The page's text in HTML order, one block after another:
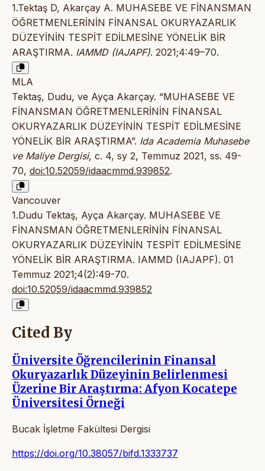
1.Tektaş D, Akarçay A. MUHASEBE VE FİNANSMAN
ÖĞRETMENLERİNİN FİNANSAL OKURYAZARLIK
DÜZEYİNİN TESPİT EDİLMESİNE YÖNELİK BİR
ARAŞTIRMA. IAMMD (IAJAPF). 2021;4:49–70.
MLA
Tektaş, Dudu, ve Ayça Akarçay. “MUHASEBE VE
FİNANSMAN ÖĞRETMENLERİNİN FİNANSAL
OKURYAZARLIK DÜZEYİNİN TESPİT EDİLMESİNE
YÖNELİK BİR ARAŞTIRMA”. Ida Academia Muhasebe
ve Maliye Dergisi, c. 4, sy 2, Temmuz 2021, ss. 49-
70, doi:10.52059/idaacmmd.939852.
Vancouver
1.Dudu Tektaş, Ayça Akarçay. MUHASEBE VE
FİNANSMAN ÖĞRETMENLERİNİN FİNANSAL
OKURYAZARLIK DÜZEYİNİN TESPİT EDİLMESİNE
YÖNELİK BİR ARAŞTIRMA. IAMMD (IAJAPF). 01
Temmuz 2021;4(2):49-70.
doi:10.52059/idaacmmd.939852
Cited By
Üniversite Öğrencilerinin Finansal
Okuryazarlık Düzeyinin Belirlenmesi
Üzerine Bir Araştırma: Afyon Kocatepe
Üniversitesi Örneği
Bucak İşletme Fakültesi Dergisi
https://doi.org/10.38057/bifd.1333737